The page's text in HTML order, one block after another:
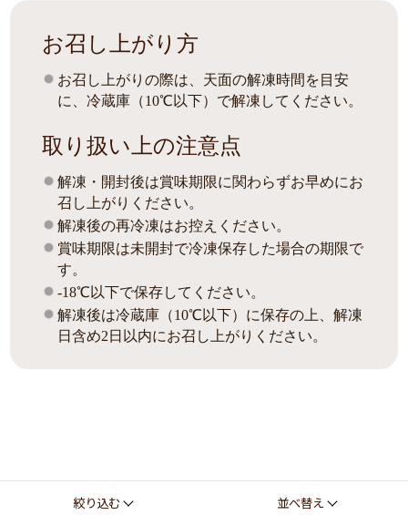
お召し上がり方
お召し上がりの際は、天面の解凍時間を目安
に、冷蔵庫（10℃以下）で解凍してください。
取り扱い上の注意点
解凍・開封後は賞味期限に関わらずお早めにお
召し上がりください。
解凍後の再冷凍はお控えください。
賞味期限は未開封で冷凍保存した場合の期限で
す。
-18℃以下で保存してください。
解凍後は冷蔵庫（10℃以下）に保存の上、解凍
日含め2日以内にお召し上がりください。
絞り込む 並べ替え